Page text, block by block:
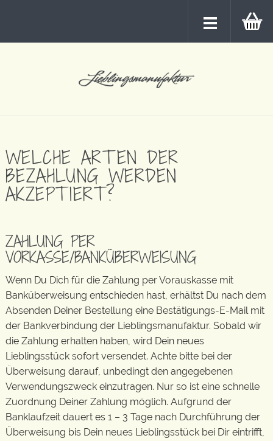
WELCHE ARTEN DER
BEZAHLUNG WERDEN
AKZEPTIERT?
ZAHLUNG PER
VORKASSE/BANKÜBERWEISUNG
Wenn Du Dich für die Zahlung per Vorauskasse mit
Banküberweisung entschieden hast, erhältst Du nach dem
Absenden Deiner Bestellung eine Bestätigungs-E-Mail mit
der Bankverbindung der Lieblingsmanufaktur. Sobald wir
die Zahlung erhalten haben, wird Dein neues
Lieblingsstück sofort versendet. Achte bitte bei der
Überweisung darauf, unbedingt den angegebenen
Verwendungszweck einzutragen. Nur so ist eine schnelle
Zuordnung Deiner Zahlung möglich. Aufgrund der
Banklaufzeit dauert es 1 – 3 Tage nach Durchführung der
Überweisung bis Dein neues Lieblingsstück bei Dir eintrifft,